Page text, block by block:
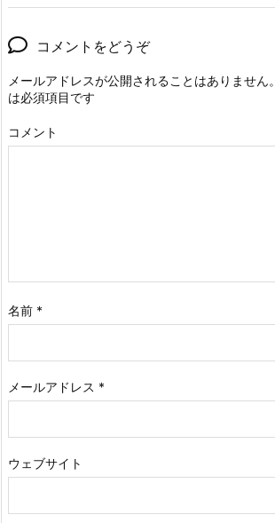
コメントをどうぞ
メールアドレスが公開されることはありません。
は必須項目です
コメント
名前 *
メールアドレス *
ウェブサイト